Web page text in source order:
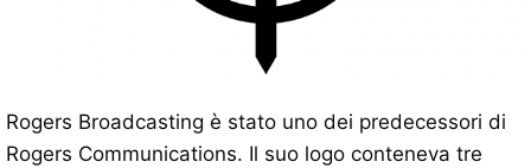
Rogers Broadcasting è stato uno dei predecessori di
Rogers Communications. Il suo logo conteneva tre